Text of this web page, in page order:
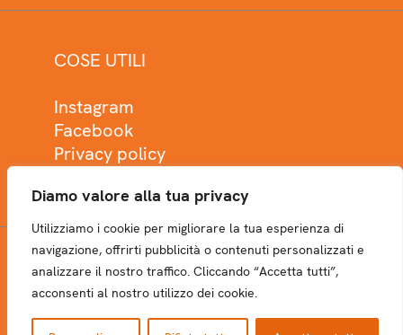
Diamo valore alla tua privacy
Utilizziamo i cookie per migliorare la tua esperienza di
navigazione, offrirti pubblicità o contenuti personalizzati e
analizzare il nostro traffico. Cliccando “Accetta tutti”,
acconsenti al nostro utilizzo dei cookie.
COSE UTILI
Instagram
Facebook
Privacy policy
NEWSLETTER